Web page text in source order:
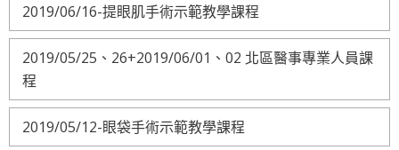
2019/06/16-提眼肌手術示範教學課程
2019/05/25、26+2019/06/01、02 北區醫事專業人員課
程
2019/05/12-眼袋手術示範教學課程